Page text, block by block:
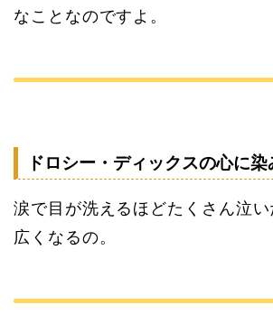
なことなのですよ。
ドロシー・ディックスの心に染
涙で目が洗えるほどたくさん泣
広くなるの。